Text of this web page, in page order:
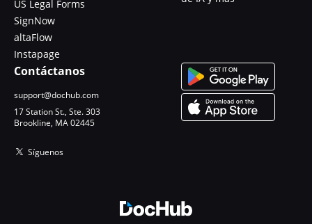
US Legal Forms
SignNow
altaFlow
Instapage
Contáctanos
support@dochub.com
17 Station St., Ste. 303
Brookline, MA 02445
Síguenos